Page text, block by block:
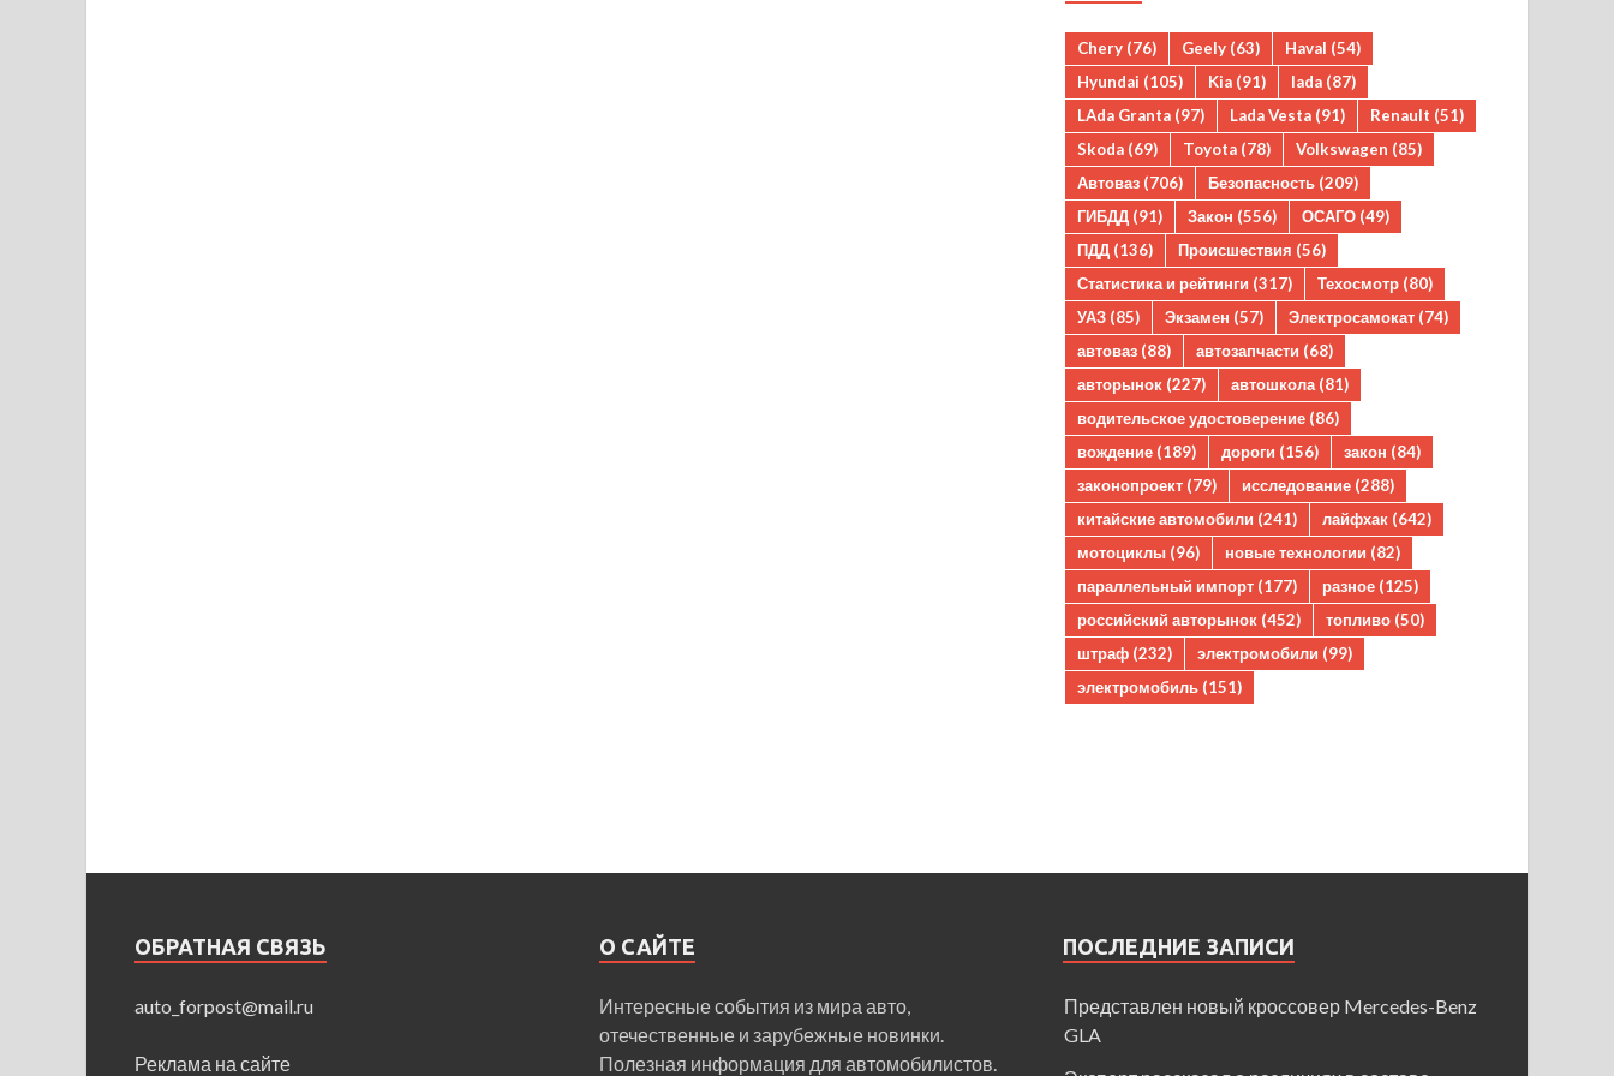
Chery (76) Geely (63) Haval (54)
Hyundai (105) Kia (91) lada (87)
LAda Granta (97) Lada Vesta (91) Renault (51)
Skoda (69) Toyota (78) Volkswagen (85)
Автоваз (706) Безопасность (209)
ГИБДД (91) Закон (556) ОСАГО (49)
ПДД (136) Происшествия (56)
Статистика и рейтинги (317) Техосмотр (80)
УАЗ (85) Экзамен (57) Электросамокат (74)
автоваз (88) автозапчасти (68)
авторынок (227) автошкола (81)
водительское удостоверение (86)
вождение (189) дороги (156) закон (84)
законопроект (79) исследование (288)
китайские автомобили (241) лайфхак (642)
мотоциклы (96) новые технологии (82)
параллельный импорт (177) разное (125)
российский авторынок (452) топливо (50)
штраф (232) электромобили (99)
электромобиль (151)
ОБРАТНАЯ СВЯЗЬ
auto_forpost@mail.ru
Реклама на сайте
О САЙТЕ
Интересные события из мира авто,
отечественные и зарубежные новинки.
Полезная информация для автомобилистов.
ПОСЛЕДНИЕ ЗАПИСИ
Представлен новый кроссовер Mercedes-Benz
GLA